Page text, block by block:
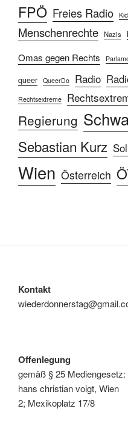
FPÖ Freies Radio
Menschenrechte Nazis
Omas gegen Rechts
queer QueerDo Radio
Rechtsextreme
Regierung
Sebastian Kurz
Wien Österreich
Kontakt
Offenlegung
gemäß § 25 Mediengesetz:
hans christian voigt, Wien
2; Mexikoplatz 17/8